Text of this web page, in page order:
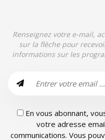
Renseignez votre e-mail,
sur la flèche pour
informations sur les
En vous abonnant,
votre adresse
communications. Vous